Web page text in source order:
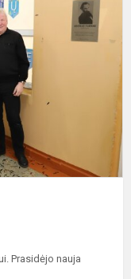
Prasidėjo nauja